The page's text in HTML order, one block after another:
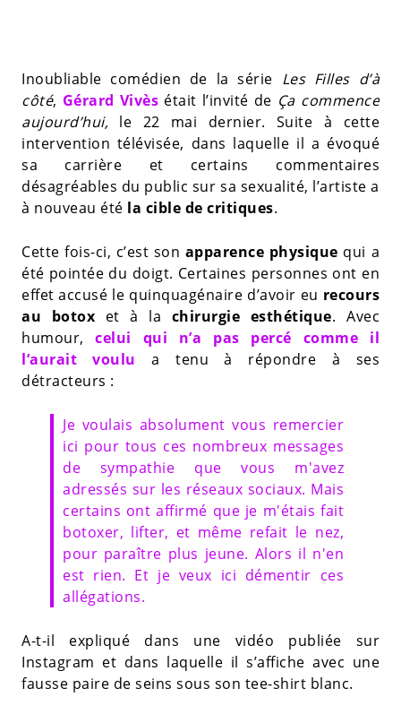
Inoubliable comédien de la série Les Filles d’à
côté, Gérard Vivès était l’invité de Ça commence
aujourd’hui, le 22 mai dernier. Suite à cette
intervention télévisée, dans laquelle il a évoqué
sa carrière et certains commentaires
désagréables du public sur sa sexualité, l’artiste a
à nouveau été la cible de critiques.
Cette fois-ci, c’est son apparence physique qui a
été pointée du doigt. Certaines personnes ont en
effet accusé le quinquagénaire d’avoir eu recours
au
botox et à la chirurgie esthétique. Avec
humour,celui qui n’a pas percé comme il
l’aurait voulu a tenu à répondre à ses
détracteurs :
Je voulais absolument vous remercier
ici pour tous ces nombreux messages
de sympathie que vous m'avez
adressés sur les réseaux sociaux. Mais
certains ont affirmé que je m'étais fait
botoxer, lifter, et même refait le nez,
pour paraître plus jeune. Alors il n'en
est rien. Et je veux ici démentir ces
allégations.
A-t-il expliqué dans une vidéo publiée sur
Instagram et dans laquelle il s’affiche avec une
fausse paire de seins sous son tee-shirt blanc.